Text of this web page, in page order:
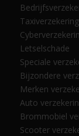
Taxiverzekering
Letselschade
Speciale
Bijzondere
Merken
Auto
Brommobiel
Scooter